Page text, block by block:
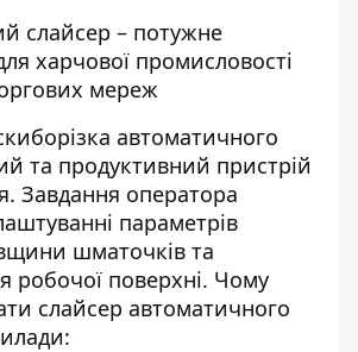
слайсер – потужне
харчової промисловості
мереж
автоматичного
та продуктивний пристрій
Завдання оператора
параметрів
шматочків та
робочої поверхні. Чому
слайсер автоматичного